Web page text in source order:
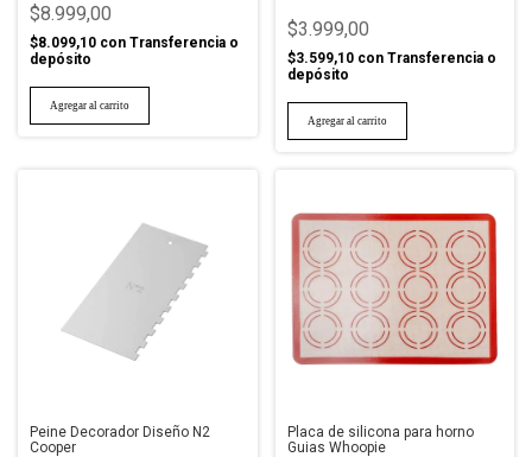
$8.999,00
$8.099,10 con Transferencia o
depósito
$3.999,00
$3.599,10 con Transferencia o
depósito
Peine Decorador Diseño N2
Cooper
Placa de silicona para horno
Guias Whoopie